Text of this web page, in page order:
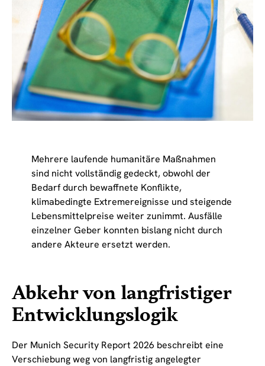
Mehrere laufende humanitäre Maßnahmen
sind nicht vollständig gedeckt, obwohl der
Bedarf durch bewaffnete Konflikte,
klimabedingte Extremereignisse und steigende
Lebensmittelpreise weiter zunimmt. Ausfälle
einzelner Geber konnten bislang nicht durch
andere Akteure ersetzt werden.
Abkehr von langfristiger
Entwicklungslogik
Der Munich Security Report 2026 beschreibt eine
Verschiebung weg von langfristig angelegter